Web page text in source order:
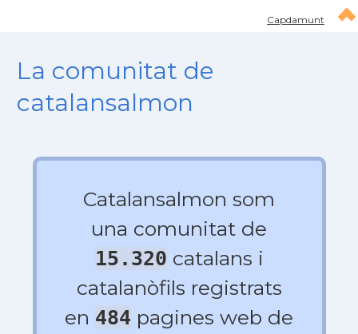
Capdamunt
La comunitat de
catalansalmon
Catalansalmon som
una comunitat de
15.320 catalans i
catalanòfils registrats
en 484 pagines web de